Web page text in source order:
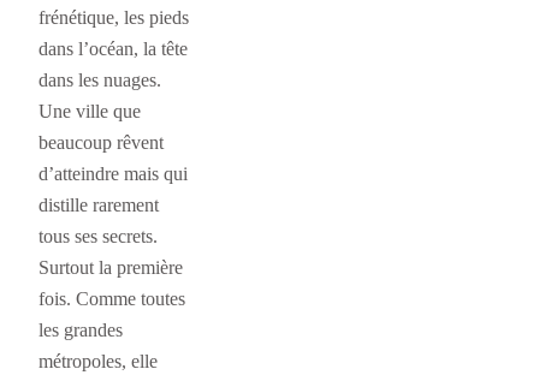
frénétique, les pieds
dans l’océan, la tête
dans les nuages.
Une ville que
beaucoup rêvent
d’atteindre mais qui
distille rarement
tous ses secrets.
Surtout la première
fois. Comme toutes
les grandes
métropoles, elle